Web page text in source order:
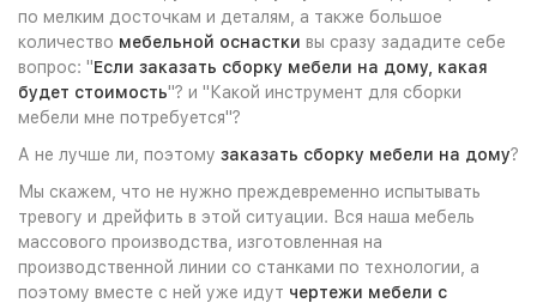
по мелким досточкам и деталям, а также большое
количество мебельной оснастки вы сразу зададите себе
вопрос: "Если заказать сборку мебели на дому, какая
будет стоимость"? и "Какой инструмент для сборки
мебели мне потребуется"?
А не лучше ли, поэтому заказать сборку мебели на дому?
Мы скажем, что не нужно преждевременно испытывать
тревогу и дрейфить в этой ситуации. Вся наша мебель
массового производства, изготовленная на
производственной линии со станками по технологии, а
поэтому вместе с ней уже идут чертежи мебели с